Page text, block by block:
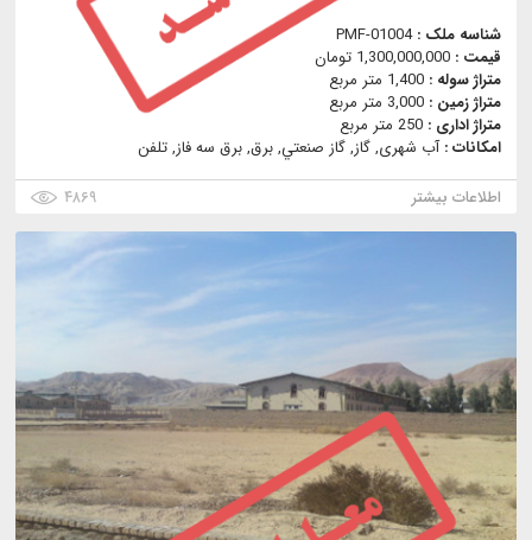
شناسه ملک :PMF-01004
قیمت : 1,300,000,000 تومان
متراژ سوله : 1,400 متر مربع
متراژ زمین : 3,000 متر مربع
متراژ اداری : 250 متر مربع
امکانات :آب شهری, گاز, گاز صنعتي, برق, برق سه فاز, تلفن
اطلاعات بیشتر
۴۸۶۹